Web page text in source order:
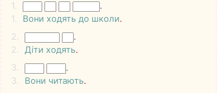
1.
.
1.
Вони ходять до школи.
2.
.
2.
Діти ходять.
3.
.
3.
Вони читають.